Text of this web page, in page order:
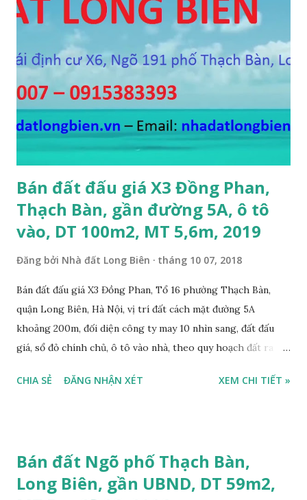
Bán đất đấu giá X3 Đồng Phan,
Thạch Bàn, gần đường 5A, ô tô
vào, DT 100m2, MT 5,6m, 2019
Đăng bởi Nhà đất Long Biên tháng 10 07, 2018
Bán đất đấu giá X3 Đồng Phan, Tổ 16 phường Thạch Bàn,
quận Long Biên, Hà Nội, vị trí đất cách mặt đường 5A
khoảng 200m, đối diện công ty may 10 nhìn sang, đất đấu
giá, sổ đỏ chính chủ, ô tô vào nhà, theo quy hoạch đất ra
nở hậu, tiện để ở, làm kho xưởng, sổ đỏ chính chủ, giá bán:
CHIA SẺ ĐĂNG NHẬN XÉT XEM CHI TIẾT »
Bán đất Ngõ phố Thạch Bàn,
Long Biên, gần UBND, DT 59m2,